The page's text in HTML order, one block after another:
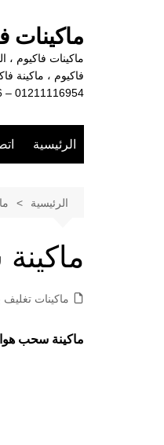
ماكينات
ماكينات فاكيوم ،
فاكيوم ، ماكينة
01211116954 – 01211116956 – 01211116958
الرئيسية
الرئيسية
ماكينات تغليف
ماكينة سحب هواء موديل 601